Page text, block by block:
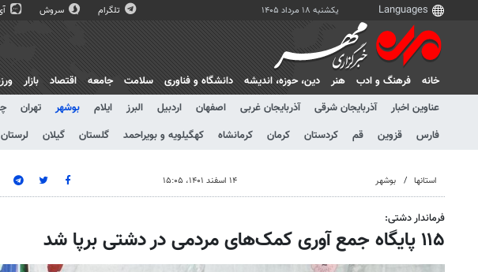
یکشنبه ۱۸ مرداد ۱۴۰۵ تلگرام سروش
خانه فرهنگ و ادب هنر دين، حوزه، انديشه دانشگاه و فناوری سلامت جامعه اقتصاد بازار
عناوین اخبار
آذربایجان شرقی آذربایجان غربی اصفهان اردبیل البرز ایلام بوشهر تهران
فارس
قزوین قم کردستان کرمان کرمانشاه کهگیلویه و بویراحمد گلستان گیلان لرستان
استانها بوشهر ۱۴ اسفند ۱۴۰۱، ۱۵:۰۵
فرماندار دشتی:
۱۱۵ پایگاه جمع آوری کمک‌های مردمی در دشتی برپا شد